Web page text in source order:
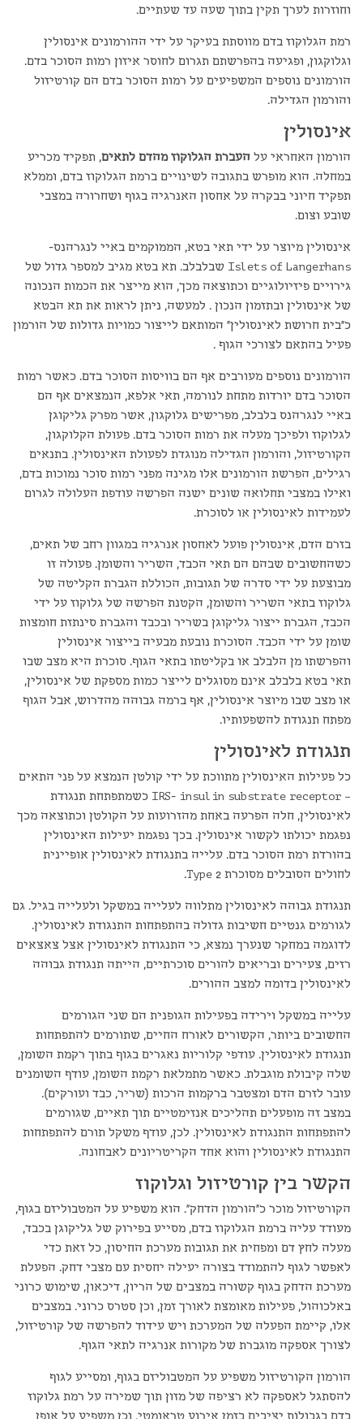
וחוזרות לערך תקין בתוך שעה עד שעתיים.
רמת הגלוקוז בדם מווסתת בעיקר על ידי ההורמונים אינסולין
וגלוקגון, ופגיעה בהפרשתם תגרום לחוסר איזון רמות הסוכר בדם.
הורמונים נוספים המשפיעים על רמות הסוכר בדם הם קורטיזול
והורמון הגדילה.
אינסולין
הורמון האחראי על העברת הגלוקוז מהדם לתאים, תפקיד מכריע
במחלה. הוא מופרש בתגובה לשינויים ברמת הגלוקוז בדם, וממלא
תפקיד חיוני בבקרה על אחסון האנרגיה בגוף ושחרורה במצבי
שובע וצום.
אינסולין מיוצר על ידי תאי בטא, הממוקמים באיי לנגרהנס-
Islets of Langerhans שבלבלב. תא בטא מגיב למספר גדול של
גירויים פיזיולוגיים וכתוצאה מכך, הוא מייצר את הכמות הנכונה
של אינסולין ובתזמון הנכון . למעשה, ניתן לראות את תא הבטא
כ"בית חרושת לאינסולין" המותאם לייצור כמויות גדולות של הורמון
פעיל בהתאם לצורכי הגוף .
הורמונים נוספים מעורבים אף הם בוויסות הסוכר בדם. כאשר רמות
הסוכר בדם יורדות מתחת לנורמה, תאי אלפא, הנמצאים אף הם
באיי לנגרהנס בלבלב, מפרישים גלוקגון, אשר מפרק גליקוגן
לגלוקוז ולפיכך מעלה את רמות הסוכר בדם. פעולת הקלוקגון,
הקורטיזול, והורמון הגדילה מנוגדת לפעולת האינסולין. בתנאים
רגילים, הפרשת הורמונים אלו מגינה מפני רמות סוכר נמוכות בדם,
ואילו במצבי תחלואה שונים ישנה הפרשה עודפת העלולה לגרום
לעמידות לאינסולין או לסוכרת.
בזרם הדם, אינסולין פועל לאחסון אנרגיה במגוון רחב של תאים,
כשהחשובים שבהם הם תאי הכבד, השריר והשומן. פעולה זו
מבוצעת על ידי סדרה של תגובות, הכוללת הגברת הקליטה של
גלוקוז בתאי השריר והשומן, הקטנת הפרשה של גלוקוז על ידי
הכבד, הגברת ייצור גליקוגן בשריר ובכבד והגברת סינתזת חומצות
שומן על ידי הכבד. הסוכרת נובעת מבעיה בייצור אינסולין
והפרשתו מן הלבלב או בקליטתו בתאי הגוף. סוכרת היא מצב שבו
תאי בטא בלבלב אינם מסוגלים לייצר כמות מספקת של אינסולין,
או מצב שבו מיוצר אינסולין, אף ברמה גבוהה מהדרוש, אבל הגוף
מפתח תנגודת להשפעותיו.
תנגודת לאינסולין
כל פעילות האינסולין מתווכת על ידי קולטן הנמצא על פני התאים
– IRS- insulin substrate receptor כשמתפתחת תנגודת
לאינסולין, חלה הפרעה באחת מהזרועות על הקולטן וכתוצאה מכך
נפגמת יכולתו לקשור אינסולין. בכך נפגמת יעילות האינסולין
בהורדת רמת הסוכר בדם. עלייה בתנגודת לאינסולין אופיינית
לחולים הסובלים מסוכרת Type 2.
תנגודת גבוהה לאינסולין מתלווה לעלייה במשקל ולעלייה בגיל. גם
לגורמים גנטיים חשיבות גדולה בהתפתחות התנגודת לאינסולין.
לדוגמה במחקר שנערך נמצא, כי התנגודת לאינסולין אצל צאצאים
רזים, צעירים ובריאים להורים סוכרתיים, הייתה תנגודת גבוהה
לאינסולין בדומה למצב ההורים.
עלייה במשקל וירידה בפעילות הגופנית הם שני הגורמים
החשובים ביותר, הקשורים לאורח החיים, שתורמים להתפתחות
תנגודת לאינסולין. עודפי קלוריות נאגרים בגוף בתוך רקמת השומן,
שלה קיבולת מוגבלת. כאשר מתמלאת רקמת השומן, עודף השומנים
עובר לזרם הדם ומצטבר ברקמות הרכות (שריר, כבד ועורקים).
במצב זה מופעלים תהליכים אנזימטיים תוך תאיים, שגורמים
להתפתחות התנגודת לאינסולין. לכן, עודף משקל תורם להתפתחות
התנגודת לאינסולין והוא אחד הקריטריונים לאבחונה.
הקשר בין קורטיזול וגלוקוז
הקורטיזול מוכר כ"הורמון הדחק". הוא משפיע על המטבוליזם בגוף,
מעודד עליה ברמת הגלוקוז בדם, מסייע בפירוק של גליקוגן בכבד,
מעלה לחץ דם ומפחית את תגובות מערכת החיסון, כל זאת כדי
לאפשר לגוף להתמודד בצורה יעילה יחסית עם מצבי דחק. הפעלת
מערכת הדחק בגוף קשורה במצבים של הריון, דיכאון, שימוש כרוני
באלכוהול, פעילות מאומצת לאורך זמן, וכן סטרס כרוני. במצבים
אלו, קיימת הפעלה של המערכת ויש עידוד להפרשה של קורטיזול,
לצורך אספקה מוגברת של מקורות אנרגיה לתאי הגוף.
הורמון הקורטיזול משפיע על המטבוליזם בגוף, ומסייע לגוף
להסתגל לאספקה לא רציפה של מזון תוך שמירה על רמת גלוקוז
בדם בגבולות יציבים בזמן אירוע טראומטי. וכן משפיע על אופן